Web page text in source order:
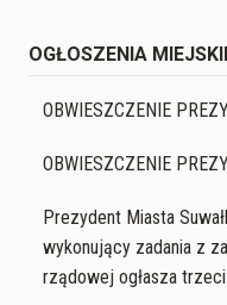
OGŁOSZENIA
OBWIESZCZENIE
OBWIESZCZENIE
Prezydent Miasta
wykonujący zadania z
rządowej ogłasza